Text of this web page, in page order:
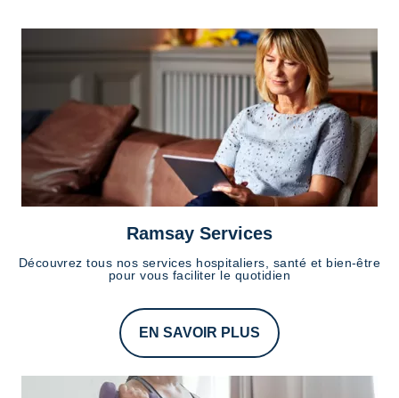
Ramsay Services
Découvrez tous nos services hospitaliers, santé et bien-être
pour vous faciliter le quotidien
EN SAVOIR PLUS